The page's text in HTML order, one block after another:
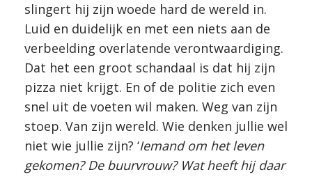
slingert hij zijn woede hard de wereld in.
Luid en duidelijk en met een niets aan de
verbeelding overlatende verontwaardiging.
Dat het een groot schandaal is dat hij zijn
pizza niet krijgt. En of de politie zich even
snel uit de voeten wil maken. Weg van zijn
stoep. Van zijn wereld. Wie denken jullie wel
niet wie jullie zijn? ‘Iemand om het leven
gekomen? De buurvrouw? Wat heeft hij daar